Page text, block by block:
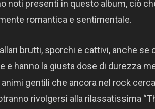
noti presenti in questo album, ciò
romantica e sentimentale.
brutti, sporchi e cattivi, anche se
e hanno la giusta dose di durezza
animi gentili che ancora nel rock
rivolgersi alla rilassatissima